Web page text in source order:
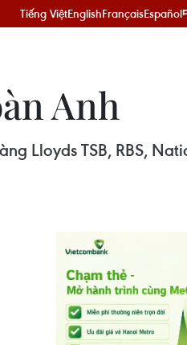
Tiếng ViệtEnglishFrançaisEspañol
Anh
Lloyds TSB, RBS,